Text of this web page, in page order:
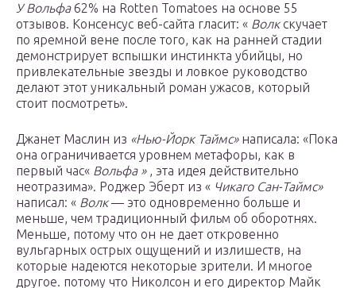
У Вольфа62% на Rotten Tomatoes на основе 55
отзывов. Консенсус веб-сайта гласит: « Волкскучает
по яремной вене после того, как на ранней стадии
демонстрирует вспышки инстинкта убийцы, но
привлекательные звезды и ловкое руководство
делают этот уникальный роман ужасов, который
стоит посмотреть».
Джанет Маслин из «Нью-Йорк Таймс»написала: «Пока
она ограничивается уровнем метафоры, как в
первый час« Вольфа », эта идея действительно
неотразима». Роджер Эберт из « Чикаго Сан-Таймс»
написал: « Волк— это одновременно больше и
меньше, чем традиционный фильм об оборотнях.
Меньше, потому что он не дает откровенно
вульгарных острых ощущений и излишеств, на
которые надеются некоторые зрители. И многое
другое. потому что Николсон и его директор Майк